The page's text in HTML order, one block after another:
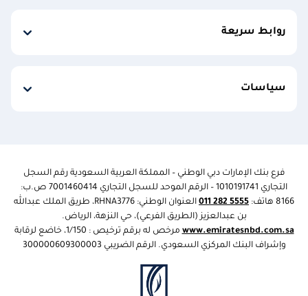
روابط سريعة
سياسات
فرع بنك الإمارات دبي الوطني – المملكة العربية السعودية رقم السجل
التجاري 1010191741
– الرقم الموحد للسجل التجاري 7001460414 ص.ب:
8166 هاتف:
5555 282 011 العنوان الوطني: RHNA3776، طريق الملك عبدالله
بن عبدالعزيز (الطريق الفرعي)، حي النزهة، الرياض.
www.emiratesnbd.com.sa
مرخص له برقم ترخيص : 1/150، خاضع لرقابة
وإشراف البنك المركزي السعودي. اﻟﺮﻗﻢ اﻟﻀﺮﻳﺒﻲ 300000609300003